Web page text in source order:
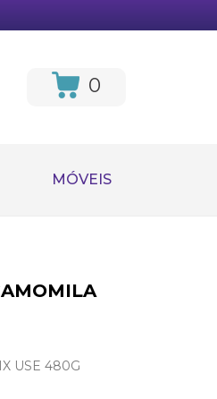
0
MÓVEIS
USE 480G